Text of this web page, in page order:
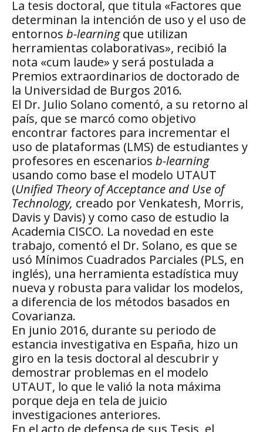
La tesis doctoral, que titula «Factores que
determinan la intención de uso y el uso de
entornos b-learningque utilizan
herramientas colaborativas», recibió la
nota «cum laude» y será postulada a
Premios extraordinarios de doctorado de
la Universidad de Burgos 2016.
El Dr. Julio Solano comentó, a su retorno al
país, que se marcó como objetivo
encontrar factores para incrementar el
uso de plataformas (LMS) de estudiantes y
profesores en escenarios b-learning
usando como base el modelo UTAUT
(Unified Theory of Acceptance and Use of
Technology, creado por Venkatesh, Morris,
Davis y Davis) y como caso de estudio la
Academia CISCO. La novedad en este
trabajo, comentó el Dr. Solano, es que se
usó Mínimos Cuadrados Parciales (PLS, en
inglés), una herramienta estadística muy
nueva y robusta para validar los modelos,
a diferencia de los métodos basados en
Covarianza.
En junio 2016, durante su periodo de
estancia investigativa en España, hizo un
giro en la tesis doctoral al descubrir y
demostrar problemas en el modelo
UTAUT, lo que le valió la nota máxima
porque deja en tela de juicio
investigaciones anteriores.